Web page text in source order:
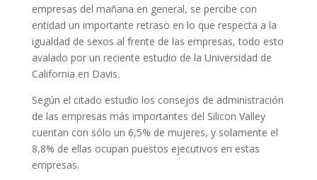
empresas del mañana en general, se percibe con
entidad un importante retraso en lo que respecta a la
igualdad de sexos al frente de las empresas, todo esto
avalado por un reciente estudio de la Universidad de
California en Davis.
Según el citado estudio los consejos de administración
de las empresas más importantes del Silicon Valley
cuentan con sólo un 6,5% de mujeres, y solamente el
8,8% de ellas ocupan puestos ejecutivos en estas
empresas.